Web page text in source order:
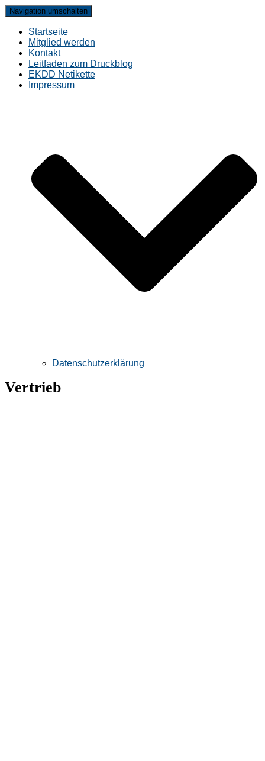
Navigation umschalten
Startseite
Mitglied werden
Kontakt
Leitfaden zum Druckblog
EKDD Netikette
Impressum
Datenschutzerklärung
Vertrieb